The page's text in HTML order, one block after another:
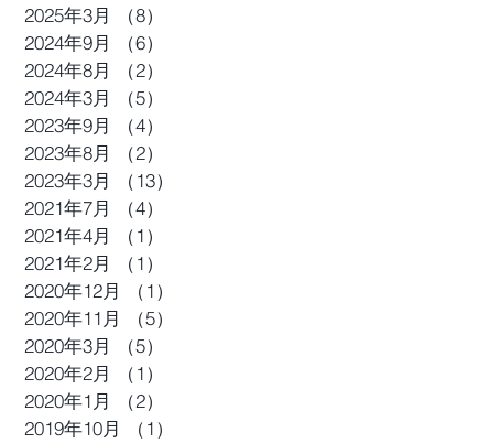
2025年3月
（8）
2024年9月
（6）
2024年8月
（2）
2024年3月
（5）
2023年9月
（4）
2023年8月
（2）
2023年3月
（13）
2021年7月
（4）
2021年4月
（1）
2021年2月
（1）
2020年12月
（1）
2020年11月
（5）
2020年3月
（5）
2020年2月
（1）
2020年1月
（2）
2019年10月
（1）